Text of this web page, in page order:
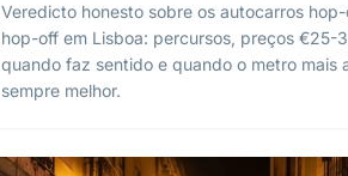
Veredicto honesto sobre os autocarros
hop-off em Lisboa: percursos, preços €25-
quando faz sentido e quando o metro mais
sempre melhor.